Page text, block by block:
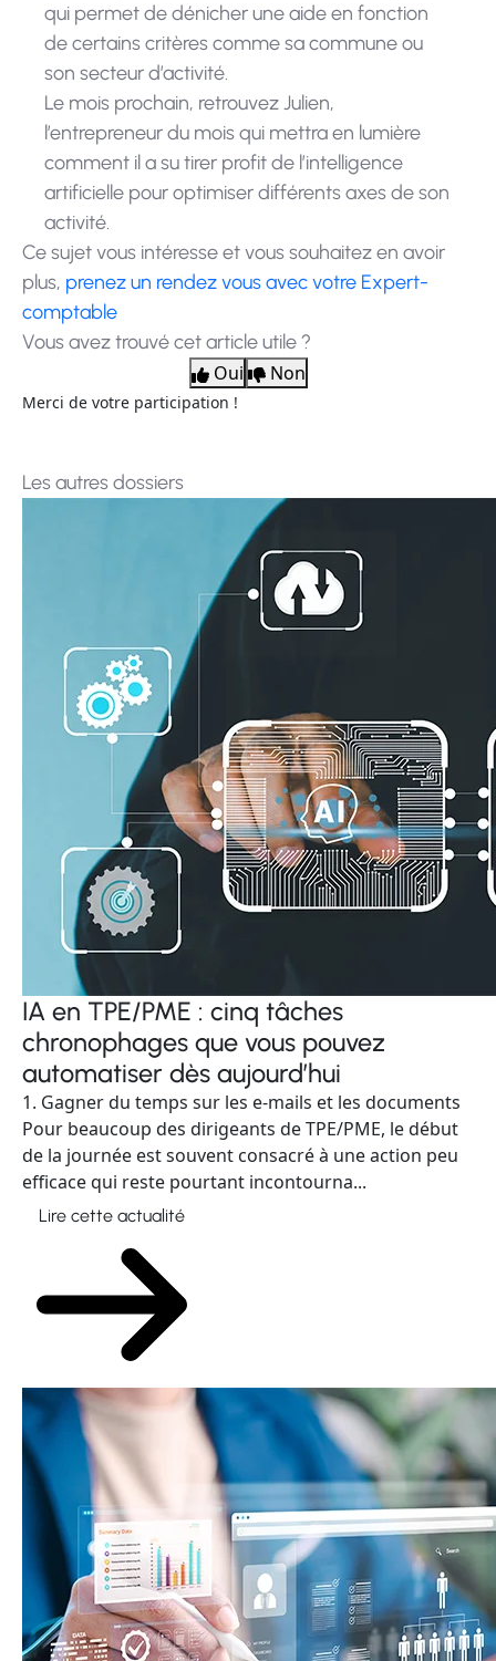
qui permet de dénicher une aide en fonction
de certains critères comme sa commune ou
son secteur d’activité.
Le mois prochain, retrouvez Julien,
l’entrepreneur du mois qui mettra en lumière
comment il a su tirer profit de l’intelligence
artificielle pour optimiser différents axes de son
activité.
Ce sujet vous intéresse et vous souhaitez en avoir
plus, prenez un rendez vous avec votre Expert-
comptable
Vous avez trouvé cet article utile ?
Oui
Non
Merci de votre participation !
Les autres dossiers
IA en TPE/PME : cinq tâches
chronophages que vous pouvez
automatiser dès aujourd’hui
1. Gagner du temps sur les e-mails et les documents
Pour beaucoup des dirigeants de TPE/PME, le début
de la journée est souvent consacré à une action peu
efficace qui reste pourtant incontourna...
Lire cette actualité